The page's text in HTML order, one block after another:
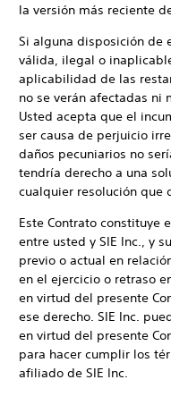
la versión más reciente
Si alguna disposición de
válida, ilegal o
aplicabilidad de las
no se verán afectadas ni
Usted acepta que el
ser causa de perjuicio
daños pecuniarios no
tendría derecho a una
cualquier resolución que
Este Contrato constituye
entre usted y SIE Inc., y
previo o actual en
en el ejercicio o retraso
en virtud del presente
ese derecho. SIE Inc.
en virtud del presente
para hacer cumplir los
afiliado de SIE Inc.